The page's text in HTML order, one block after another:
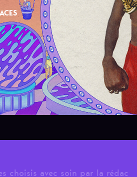
choisis avec soin par la rédac